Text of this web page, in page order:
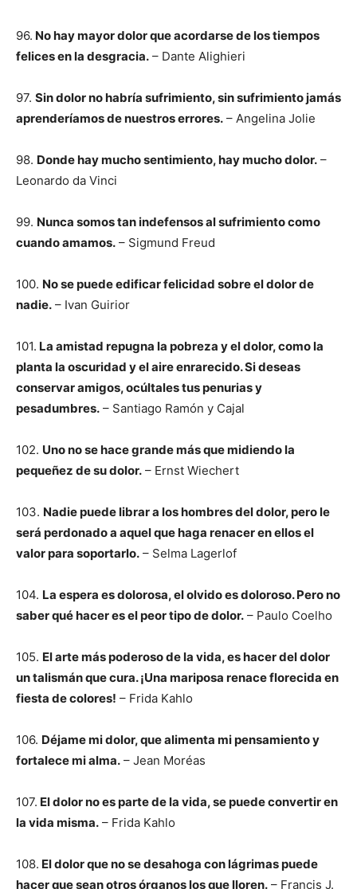
96. No hay mayor dolor que acordarse de los tiempos
felices en la desgracia. – Dante Alighieri
97. Sin dolor no habría sufrimiento, sin sufrimiento jamás
aprenderíamos de nuestros errores. – Angelina Jolie
98. Donde hay mucho sentimiento, hay mucho dolor. –
Leonardo da Vinci
99. Nunca somos tan indefensos al sufrimiento como
cuando amamos. – Sigmund Freud
100. No se puede edificar felicidad sobre el dolor de
nadie. – Ivan Guirior
101. La amistad repugna la pobreza y el dolor, como la
planta la oscuridad y el aire enrarecido. Si deseas
conservar amigos, ocúltales tus penurias y
pesadumbres. – Santiago Ramón y Cajal
102. Uno no se hace grande más que midiendo la
pequeñez de su dolor. – Ernst Wiechert
103. Nadie puede librar a los hombres del dolor, pero le
será perdonado a aquel que haga renacer en ellos el
valor para soportarlo. – Selma Lagerlof
104. La espera es dolorosa, el olvido es doloroso. Pero no
saber qué hacer es el peor tipo de dolor. – Paulo Coelho
105. El arte más poderoso de la vida, es hacer del dolor
un talismán que cura. ¡Una mariposa renace florecida en
fiesta de colores! – Frida Kahlo
106. Déjame mi dolor, que alimenta mi pensamiento y
fortalece mi alma. – Jean Moréas
107. El dolor no es parte de la vida, se puede convertir en
la vida misma. – Frida Kahlo
108. El dolor que no se desahoga con lágrimas puede
hacer que sean otros órganos los que lloren. – Francis J.